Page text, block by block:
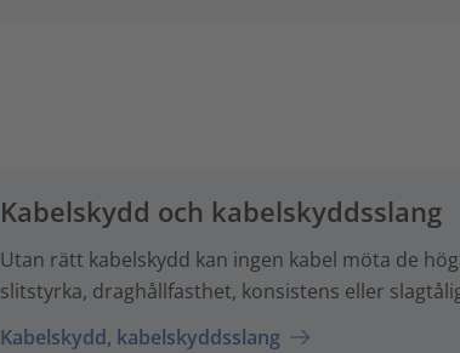
Kabelskydd och kabelskyddsslang
Utan rätt kabelskydd kan ingen kabel möta de
slitstyrka, draghållfasthet, konsistens eller
Kabelskydd, kabelskyddsslang